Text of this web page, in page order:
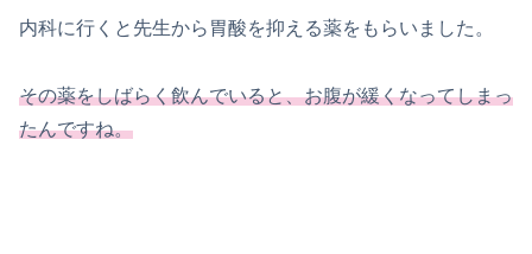
内科に行くと先生から胃酸を抑える薬をもらいました。
その薬をしばらく飲んでいると、お腹が緩くなってしまっ
たんですね。